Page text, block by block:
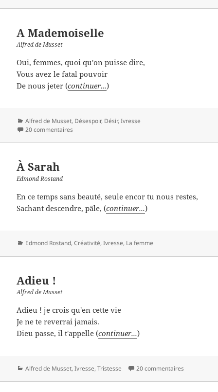
A Mademoiselle
Alfred de Musset
Oui, femmes, quoi qu'on puisse dire,
Vous avez le fatal pouvoir
De nous jeter (continuer...)
Catégories
Alfred de Musset, Désespoir, Désir,Ivresse
20 commentaires
À Sarah
Edmond Rostand
En ce temps sans beauté, seule encor tu nous restes,
Sachant descendre, pâle, (continuer...)
Catégories
Edmond Rostand,Créativité,Ivresse, La femme
Adieu !
Alfred de Musset
Adieu ! je crois qu'en cette vie
Je ne te reverrai jamais.
Dieu passe, il t'appelle (continuer...)
Catégories
Alfred de Musset,Ivresse,Tristesse 20 commentaires